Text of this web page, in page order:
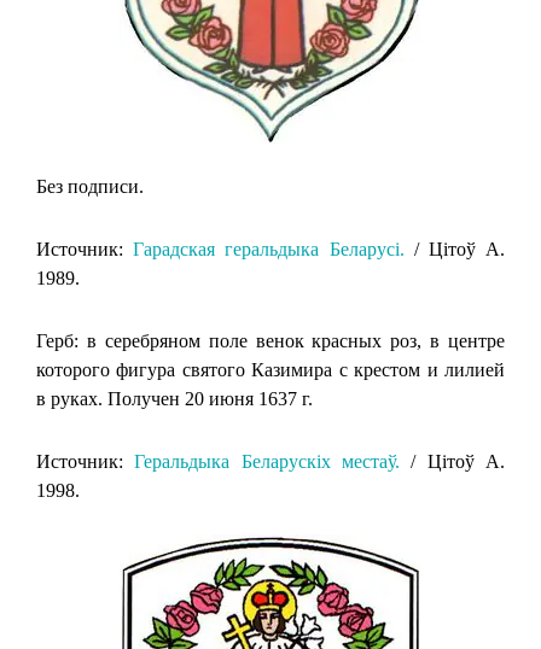
Без подписи.
Источник:Гарадская геральдыка Беларусi. / Цiтоў А.
1989.
Герб: в серебряном поле венок красных роз, в центре
которого фигура святого Казимира с крестом и лилией
в руках. Получен 20 июня 1637 г.
Источник:Геральдыка Беларускіх местаў. / Цітоў А.
1998.